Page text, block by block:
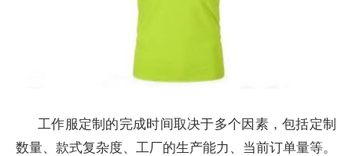
工作服定制的完成时间取决于多个因素，包括定制
数量、款式复杂度、工厂的生产能力、当前订单量等。